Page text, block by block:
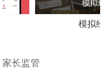
模拟
家长监管